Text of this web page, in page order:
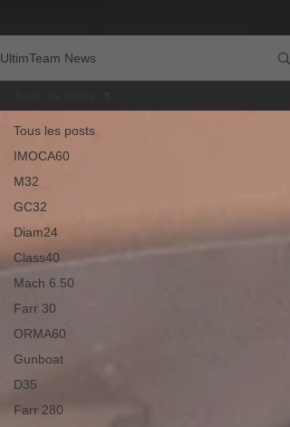
UltimTeam News
Tous les posts
IMOCA60
M32
GC32
Diam24
Class40
Mach 6.50
Farr 30
ORMA60
Gunboat
D35
Farr 280